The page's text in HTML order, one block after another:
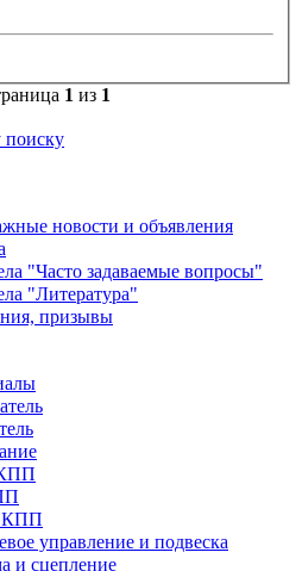
1 из 1
поиску
новости и объявления
"Часто задаваемые вопросы"
"Литература"
призывы
КПП
управление и подвеска
и сцепление